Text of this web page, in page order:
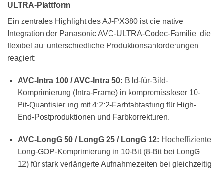
ULTRA-Plattform
Ein zentrales Highlight des AJ-PX380 ist die native
Integration der Panasonic AVC-ULTRA-Codec-Familie, die
flexibel auf unterschiedliche Produktionsanforderungen
reagiert:
AVC-Intra 100 / AVC-Intra 50: Bild-für-Bild-
Komprimierung (Intra-Frame) in kompromissloser 10-
Bit-Quantisierung mit 4:2:2-Farbtabtastung für High-
End-Postproduktionen und Farbkorrekturen.
AVC-LongG 50 / LongG 25 / LongG 12: Hocheffiziente
Long-GOP-Komprimierung in 10-Bit (8-Bit bei LongG
12) für stark verlängerte Aufnahmezeiten bei gleichzeitig